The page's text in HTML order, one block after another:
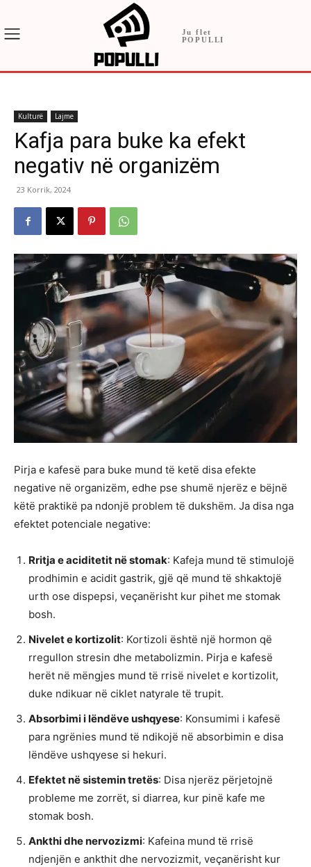
Ju flet
POPULLI
Kulturë Lajme
Kafja para buke ka efekt
negativ në organizëm
23 Korrik, 2024
Pirja e kafesë para buke mund të ketë disa efekte
negative në organizëm, edhe pse shumë njerëz e bëjnë
këtë praktikë pa ndonjë problem të dukshëm. Ja disa nga
efektet potenciale negative:
Rritja e aciditetit në stomak: Kafeja mund të stimulojë
prodhimin e acidit gastrik, gjë që mund të shkaktojë
urth ose dispepsi, veçanërisht kur pihet me stomak
bosh.
Nivelet e kortizolit: Kortizoli është një hormon që
rregullon stresin dhe metabolizmin. Pirja e kafesë
herët në mëngjes mund të rrisë nivelet e kortizolit,
duke ndikuar në ciklet natyrale të trupit.
Absorbimi i lëndëve ushqyese: Konsumimi i kafesë
para ngrënies mund të ndikojë në absorbimin e disa
lëndëve ushqyese si hekuri.
Efektet në sistemin tretës: Disa njerëz përjetojnë
probleme me zorrët, si diarrea, kur pinë kafe me
stomak bosh.
Ankthi dhe nervozizmi: Kafeina mund të rrisë
ndjenjën e ankthit dhe nervozizmit, veçanërisht kur